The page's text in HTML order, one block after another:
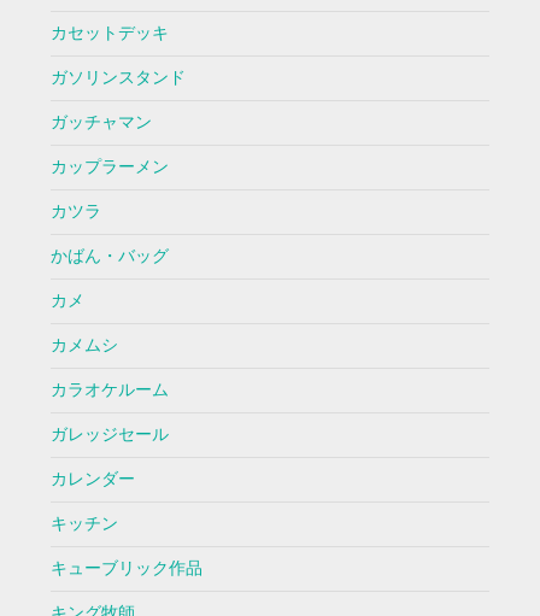
カセットデッキ
ガソリンスタンド
ガッチャマン
カップラーメン
カツラ
かばん・バッグ
カメ
カメムシ
カラオケルーム
ガレッジセール
カレンダー
キッチン
キューブリック作品